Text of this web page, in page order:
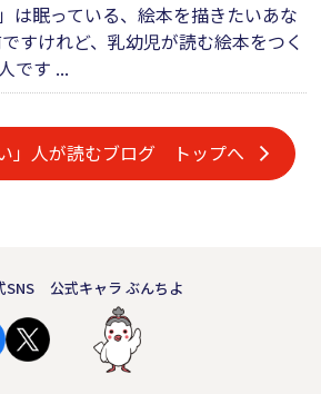
」は眠っている、絵本を描きたいあな
すけれど、乳幼児が読む絵本をつく
です ...
」人が読むブログ トップへ
SNS 公式キャラ ぶんちよ